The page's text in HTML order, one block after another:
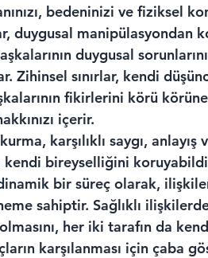
bedeninizi ve fiziksel
duygusal manipülasyondan
duygusal
Zihinsel sınırlar, kendi
fikirlerini körü
içerir.
karşılıklı saygı, anlayış
bireyselliğini
bir süreç olarak,
sahiptir. Sağlıklı
her iki tarafın da
karşılanması için çaba